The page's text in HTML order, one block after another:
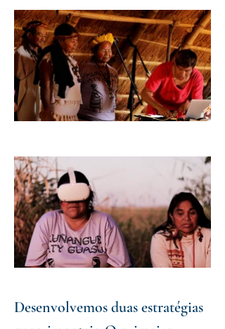
Desenvolvemos duas estratégias